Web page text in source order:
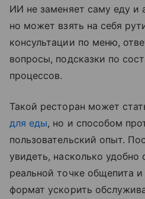
ИИ не заменяет саму еду и
но может взять на себя
консультации по меню,
вопросы, подсказки по
процессов.
Такой ресторан может
для еды, но и способом
пользовательский опыт.
увидеть, насколько
реальной точке общепита
формат ускорить